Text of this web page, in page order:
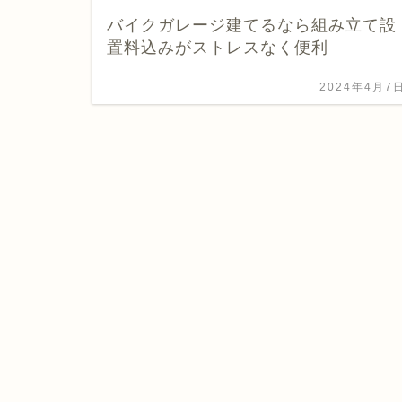
バイクガレージ建てるなら組み立て設
置料込みがストレスなく便利
2024年4月7